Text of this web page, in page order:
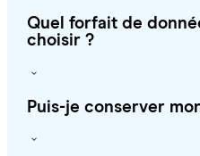
Quel forfait de
choisir ?
Puis-je conserver